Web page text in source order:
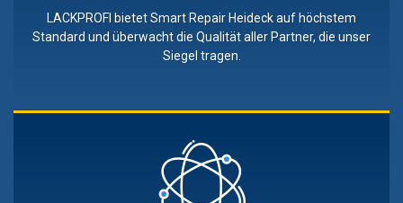
LACKPROFI bietet Smart Repair Heideck auf höchstem
Standard und überwacht die Qualität aller Partner, die unser
Siegel tragen.